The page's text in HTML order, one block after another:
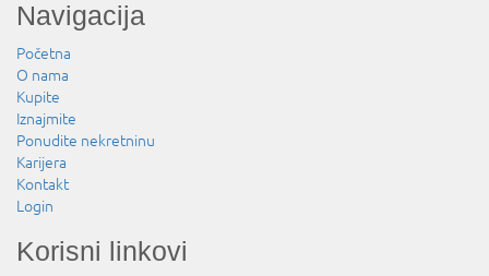
Navigacija
Početna
O nama
Kupite
Iznajmite
Ponudite nekretninu
Karijera
Kontakt
Login
Korisni linkovi